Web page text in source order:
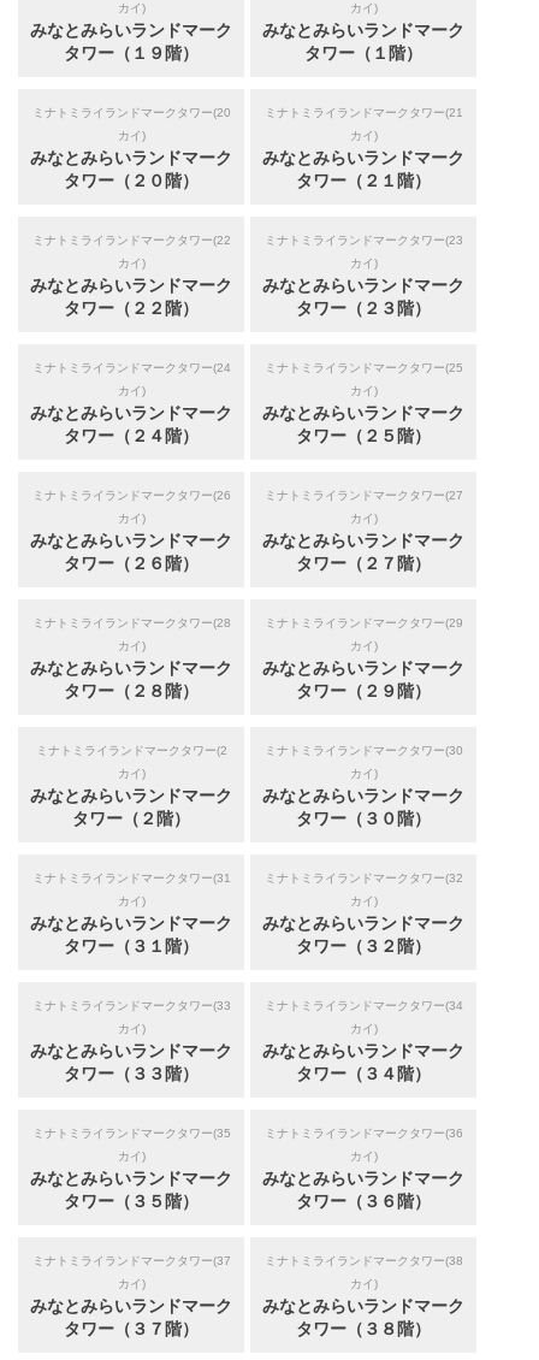
カイ)
みなとみらいランドマーク
タワー（１９階）
カイ)
みなとみらいランドマーク
タワー（１階）
ミナトミライランドマークタワー(20
カイ)
みなとみらいランドマーク
タワー（２０階）
ミナトミライランドマークタワー(21
カイ)
みなとみらいランドマーク
タワー（２１階）
ミナトミライランドマークタワー(22
カイ)
みなとみらいランドマーク
タワー（２２階）
ミナトミライランドマークタワー(23
カイ)
みなとみらいランドマーク
タワー（２３階）
ミナトミライランドマークタワー(24
カイ)
みなとみらいランドマーク
タワー（２４階）
ミナトミライランドマークタワー(25
カイ)
みなとみらいランドマーク
タワー（２５階）
ミナトミライランドマークタワー(26
カイ)
みなとみらいランドマーク
タワー（２６階）
ミナトミライランドマークタワー(27
カイ)
みなとみらいランドマーク
タワー（２７階）
ミナトミライランドマークタワー(28
カイ)
みなとみらいランドマーク
タワー（２８階）
ミナトミライランドマークタワー(29
カイ)
みなとみらいランドマーク
タワー（２９階）
ミナトミライランドマークタワー(2
カイ)
みなとみらいランドマーク
タワー（２階）
ミナトミライランドマークタワー(30
カイ)
みなとみらいランドマーク
タワー（３０階）
ミナトミライランドマークタワー(31
カイ)
みなとみらいランドマーク
タワー（３１階）
ミナトミライランドマークタワー(32
カイ)
みなとみらいランドマーク
タワー（３２階）
ミナトミライランドマークタワー(33
カイ)
みなとみらいランドマーク
タワー（３３階）
ミナトミライランドマークタワー(34
カイ)
みなとみらいランドマーク
タワー（３４階）
ミナトミライランドマークタワー(35
カイ)
みなとみらいランドマーク
タワー（３５階）
ミナトミライランドマークタワー(36
カイ)
みなとみらいランドマーク
タワー（３６階）
ミナトミライランドマークタワー(37
カイ)
みなとみらいランドマーク
タワー（３７階）
ミナトミライランドマークタワー(38
カイ)
みなとみらいランドマーク
タワー（３８階）